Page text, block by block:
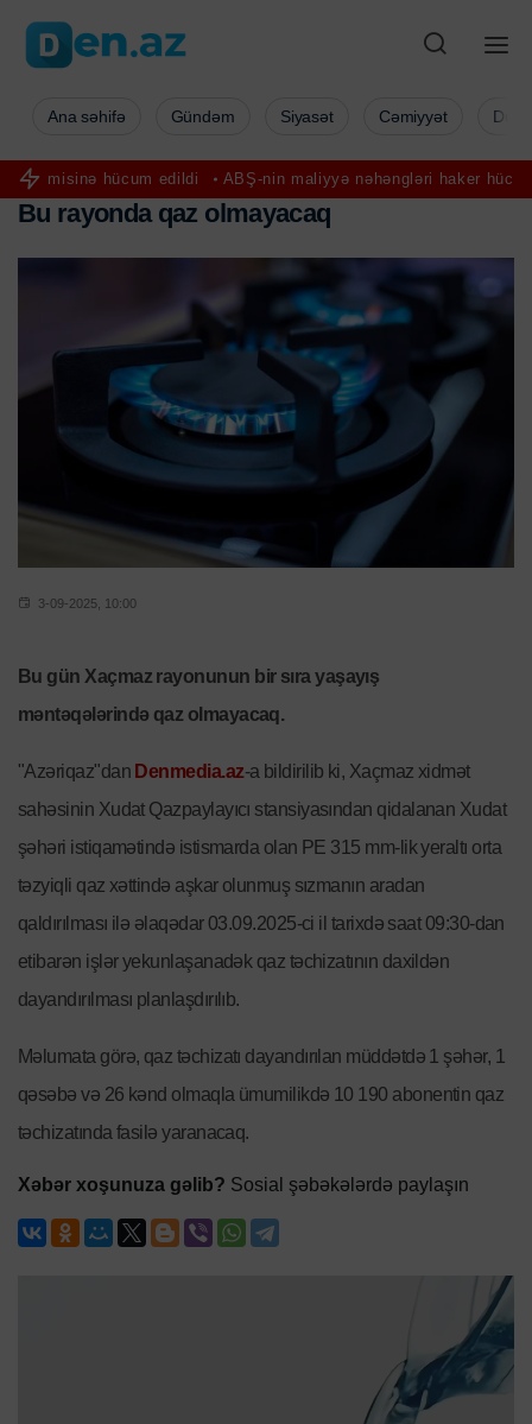
edildi ABŞ-nin maliyyə nəhəngləri haker hücumuna məruz
Ana səhifə Gündəm Siyasət Cəmiyyət
Bu rayonda qaz olmayacaq
3-09-2025, 10:00
Bu gün Xaçmaz rayonunun bir sıra yaşayış
məntəqələrində qaz olmayacaq.
"Azəriqaz"dan Denmedia.az-a bildirilib ki, Xaçmaz xidmət
sahəsinin Xudat Qazpaylayıcı stansiyasından qidalanan Xudat
şəhəri istiqamətində istismarda olan PE 315 mm-lik yeraltı orta
təzyiqli qaz xəttində aşkar olunmuş sızmanın aradan
qaldırılması ilə əlaqədar 03.09.2025-ci il tarixdə saat 09:30-dan
etibarən işlər yekunlaşanadək qaz təchizatının daxildən
dayandırılması planlaşdırılıb.
Məlumata görə, qaz təchizatı dayandırılan müddətdə 1 şəhər, 1
qəsəbə və 26 kənd olmaqla ümumilikdə 10 190 abonentin qaz
təchizatında fasilə yaranacaq.
Xəbər xoşunuza gəlib? Sosial şəbəkələrdə paylaşın